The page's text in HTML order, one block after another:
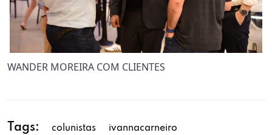
WANDER MOREIRA COM CLIENTES
Tags: colunistas ivannacarneiro